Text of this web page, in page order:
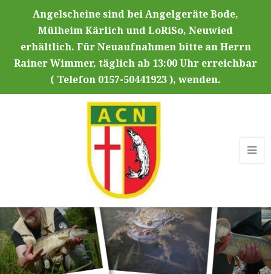
Angelscheine sind bei Angelgeräte Bode,
Mülheim Kärlich und LoRiSo, Neuwied
erhältlich. Für Neuaufnahmen bitte an Herrn
Rainer Wimmer, täglich ab 13:00 Uhr erreichbar
( Telefon 0157-50441923 ), wenden.